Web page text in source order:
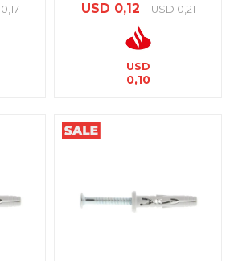
0,17 USD 0,12 USD 0,21
USD
0,10